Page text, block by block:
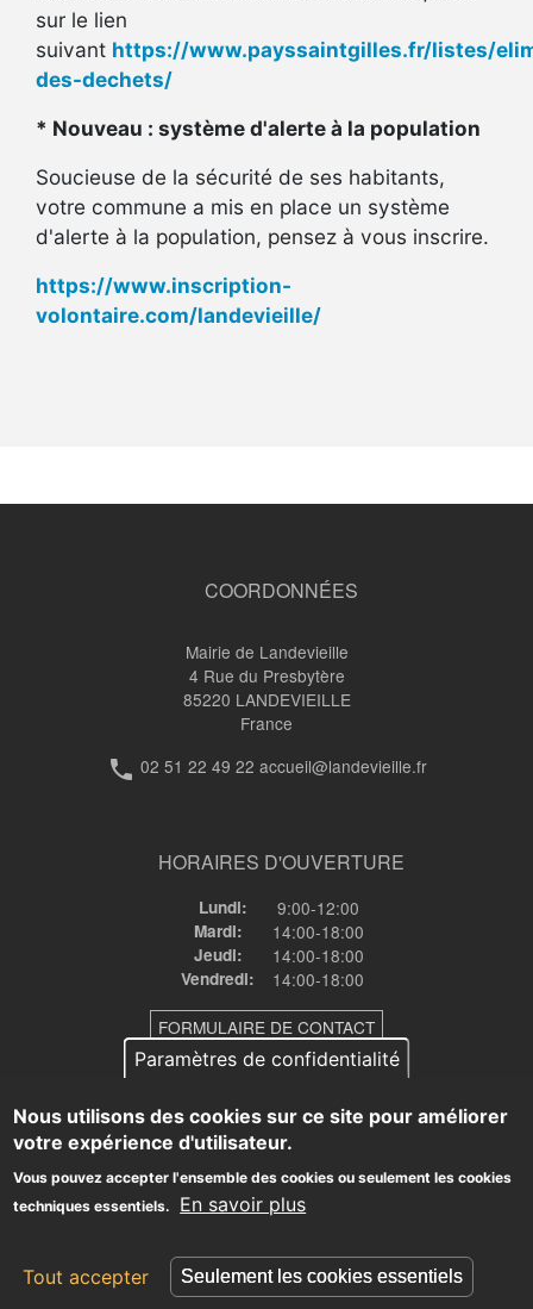
sur le lien
suivant https://www.payssaintgilles.fr/listes/
des-dechets/
* Nouveau : système d'alerte à la population
Soucieuse de la sécurité de ses habitants,
votre commune a mis en place un système
d'alerte à la population, pensez à vous inscrire.
https://www.inscription-
volontaire.com/landevieille/
transversaux
Nouveaux
COORDONNÉES
Mairie de Landevieille
4 Rue du Presbytère
85220 LANDEVIEILLE
France
phone 02 51 22 49 22 accueil@landevieille.fr
HORAIRES D'OUVERTURE
Lundi: 9:00-12:00
Mardi: 14:00-18:00
Jeudi: 14:00-18:00
Vendredi: 14:00-18:00
FORMULAIRE DE CONTACT
© Commune de Landevieille •mentions-legales
confidentialité•🔒
Paramètres de confidentialité
Nous utilisons des cookies sur ce site pour améliorer
votre expérience d'utilisateur.
Vous pouvez accepter l'ensemble des cookies ou seulement les cookies
techniques essentiels.
En savoir plus
Tout accepter Seulement les cookies essentiels